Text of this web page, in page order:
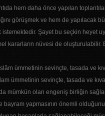
hem daha önce yapılan
görüşmek ve hem de yapılacak
Şayet bu seçkin heyet
kararların nüvesi de oluşturulabilir.
ümmetinin sevinçte, tasada ve
ümmetinin sevinçte, tasada ve
mümkün olan engeniş birliğin
bayram yapmasının önemli